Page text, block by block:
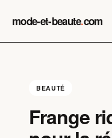
mode-et-beaute.com
BEAUTÉ
Frange